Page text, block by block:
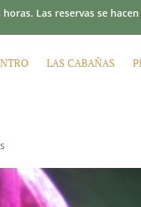
Las reservas se
LAS CABAÑAS